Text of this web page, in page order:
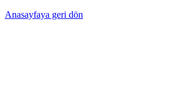
Anasayfaya geri dön